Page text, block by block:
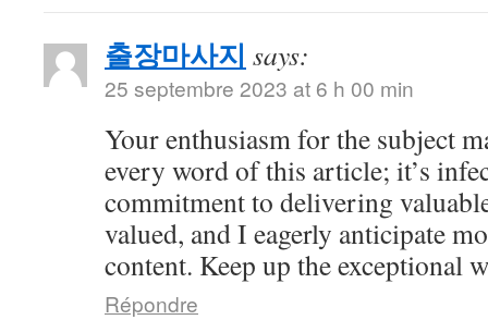
출장마사지 says:
25 septembre 2023 at 6 h 00 min
Your enthusiasm for the subject
every word of this article; it’s
commitment to delivering
valued, and I eagerly anticipate
content. Keep up the exceptional
Répondre